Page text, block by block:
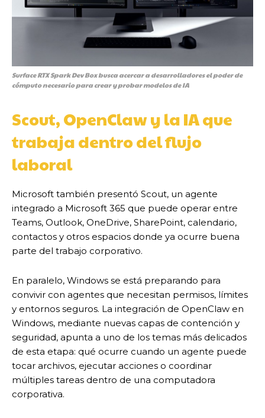
Surface RTX Spark Dev Box busca acercar a desarrolladores el poder de
cómputo necesario para crear y probar modelos de IA
Scout, OpenClaw y la IA que
trabaja dentro del flujo
laboral
Microsoft también presentó Scout, un agente
integrado a Microsoft 365 que puede operar entre
Teams, Outlook, OneDrive, SharePoint, calendario,
contactos y otros espacios donde ya ocurre buena
parte del trabajo corporativo.
En paralelo, Windows se está preparando para
convivir con agentes que necesitan permisos, límites
y entornos seguros. La integración de OpenClaw en
Windows, mediante nuevas capas de contención y
seguridad, apunta a uno de los temas más delicados
de esta etapa: qué ocurre cuando un agente puede
tocar archivos, ejecutar acciones o coordinar
múltiples tareas dentro de una computadora
corporativa.